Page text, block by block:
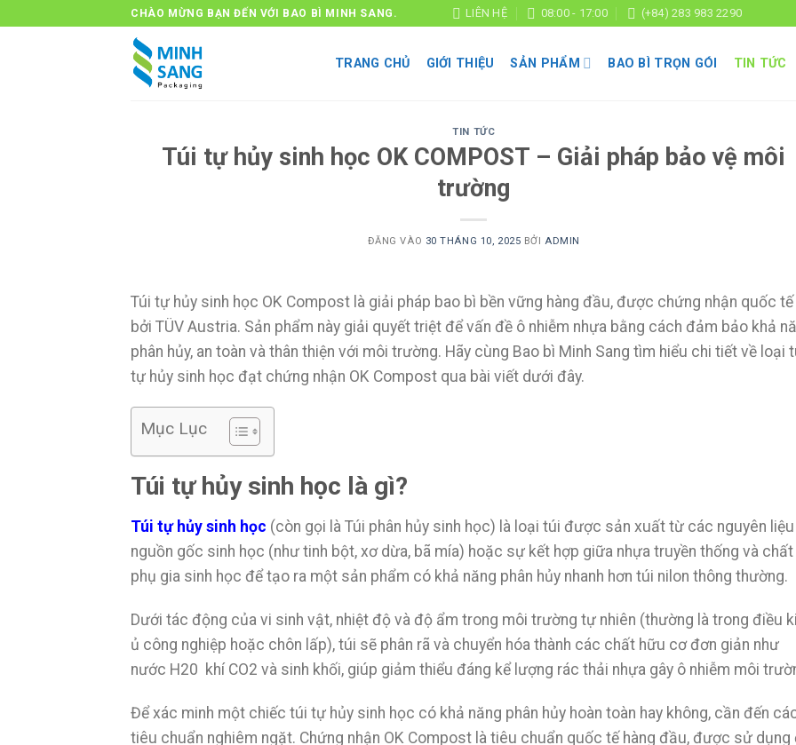
qua
CHÀO MỪNG BẠN ĐẾN VỚI BAO BÌ MINH SANG. LIÊN HỆ 08:00 - 17:00 (+84) 283 983 2290
TRANG CHỦ GIỚI THIỆU SẢN PHẨM BAO BÌ TRỌN GÓI TIN TỨC
TIN TỨC
Túi tự hủy sinh học OK COMPOST – Giải pháp bảo vệ môi
trường
ĐĂNG VÀO 30 THÁNG 10, 2025 BỞI ADMIN
Túi tự hủy sinh học OK Compost là giải pháp bao bì bền vững hàng đầu, được chứng nhận quốc tế
bởi TÜV Austria. Sản phẩm này giải quyết triệt để vấn đề ô nhiễm nhựa bằng cách đảm bảo khả
phân hủy, an toàn và thân thiện với môi trường. Hãy cùng Bao bì Minh Sang tìm hiểu chi tiết về loại
tự hủy sinh học đạt chứng nhận OK Compost qua bài viết dưới đây.
Mục Lục
Túi tự hủy sinh học là gì?
Túi tự hủy sinh học (còn gọi là Túi phân hủy sinh học) là loại túi được sản xuất từ các nguyên
nguồn gốc sinh học (như tinh bột, xơ dừa, bã mía) hoặc sự kết hợp giữa nhựa truyền thống và chất
phụ gia sinh học để tạo ra một sản phẩm có khả năng phân hủy nhanh hơn túi nilon thông thường.
Dưới tác động của vi sinh vật, nhiệt độ và độ ẩm trong môi trường tự nhiên (thường là trong điều
ủ công nghiệp hoặc chôn lấp), túi sẽ phân rã và chuyển hóa thành các chất hữu cơ đơn giản như
nước H20 khí CO2 và sinh khối, giúp giảm thiểu đáng kể lượng rác thải nhựa gây ô nhiễm môi
Để xác minh một chiếc túi tự hủy sinh học có khả năng phân hủy hoàn toàn hay không, cần đến
tiêu chuẩn nghiêm ngặt. Chứng nhận OK Compost là tiêu chuẩn quốc tế hàng đầu, được sử dụng